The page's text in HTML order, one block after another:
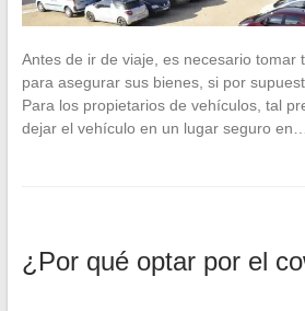
Antes de ir de viaje, es necesario tomar
para asegurar sus bienes, si por
Para los propietarios de vehículos, tal
dejar el vehículo en un lugar seguro en…
¿Por qué optar por el